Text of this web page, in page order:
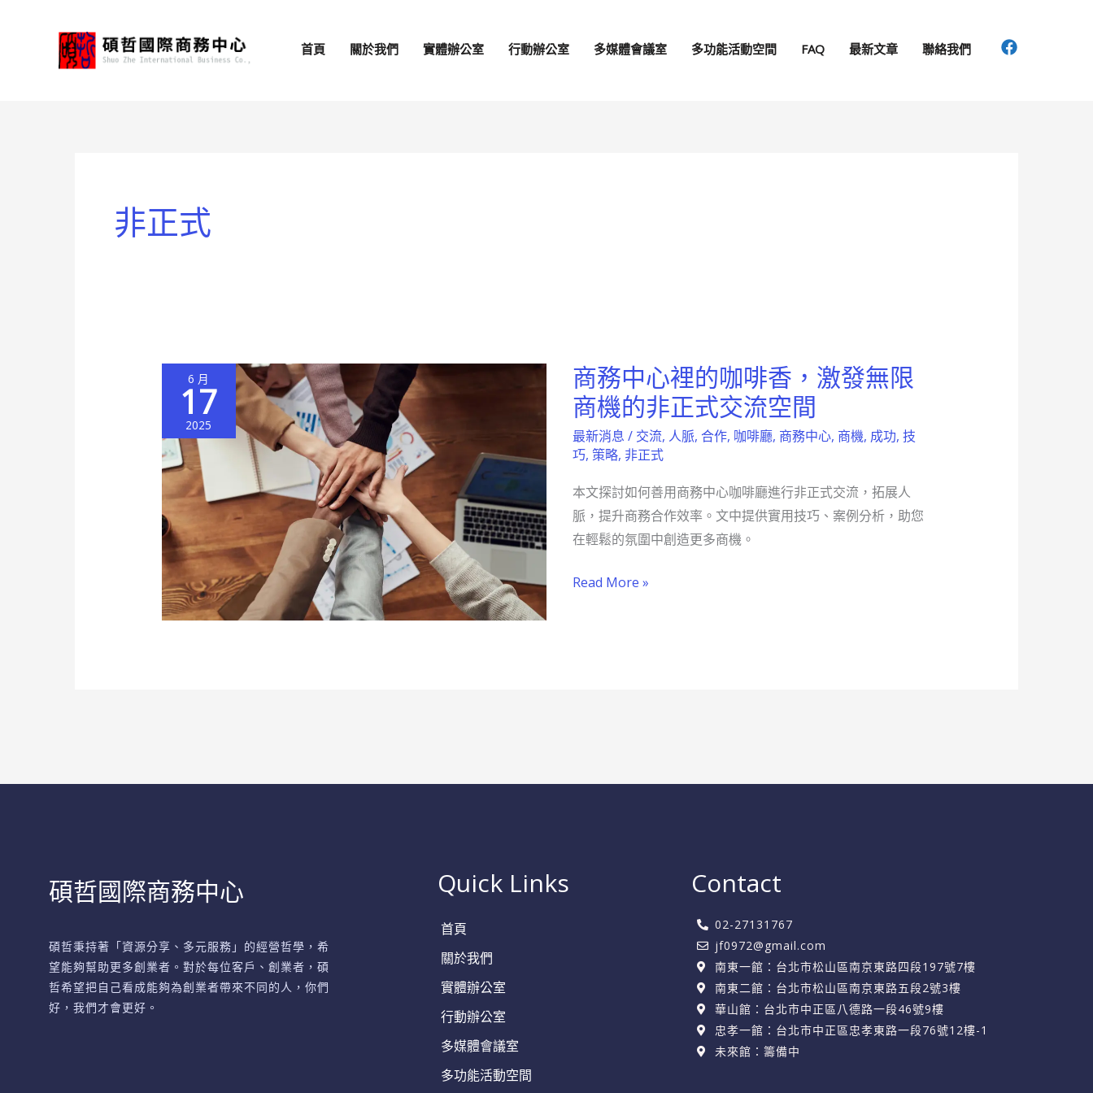
首頁 關於我們 實體辦公室 行動辦公室 多媒體會議室 多功能活動空間 FAQ 最新文章 聯絡我們
非正式
6 月
17
2025
商務中心裡的咖啡香，激發無限
商機的非正式交流空間
最新消息 / 交流, 人脈, 合作, 咖啡廳, 商務中心, 商機, 成功, 技
巧, 策略, 非正式
本文探討如何善用商務中心咖啡廳進行非正式交流，拓展人
脈，提升商務合作效率。文中提供實用技巧、案例分析，助您
在輕鬆的氛圍中創造更多商機。
商
務
中
心
的
咖
啡
激
Read More »
碩哲國際商務中心
碩哲秉持著「資源分享、多元服務」的經營哲學，希
望能夠幫助更多創業者。對於每位客戶、創業者，碩
哲希望把自己看成能夠為創業者帶來不同的人，你們
好，我們才會更好。
Quick Links
首頁
關於我們
實體辦公室
行動辦公室
多媒體會議室
多功能活動空間
Contact
02-27131767
jf0972@gmail.com
南東一館：台北市松山區南京東路四段197號7樓
南東二館：台北市松山區南京東路五段2號3樓
華山館：台北市中正區八德路一段46號9樓
忠孝一館：台北市中正區忠孝東路一段76號12樓-1
未來館：籌備中